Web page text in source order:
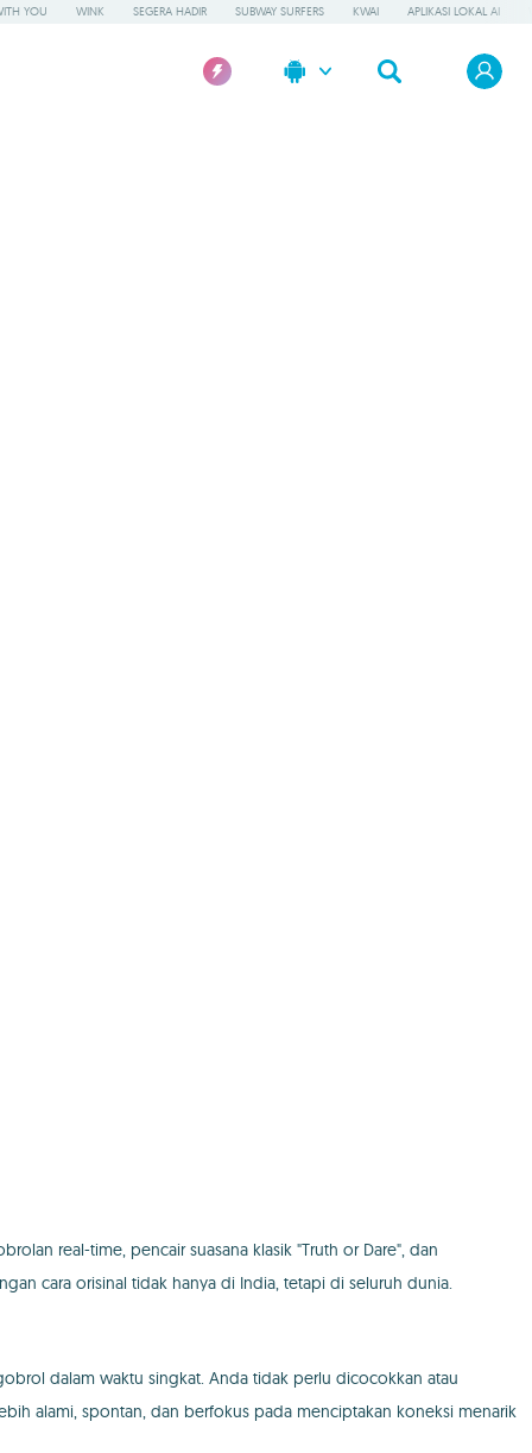
YOU WINK SEGERA HADIR SUBWAY SURFERS KWAI APLIKASI LOKAL AI
real-time, pencair suasana klasik "Truth or Dare", dan
cara orisinal tidak hanya di India, tetapi di seluruh dunia.
dalam waktu singkat. Anda tidak perlu dicocokkan atau
alami, spontan, dan berfokus pada menciptakan koneksi menarik